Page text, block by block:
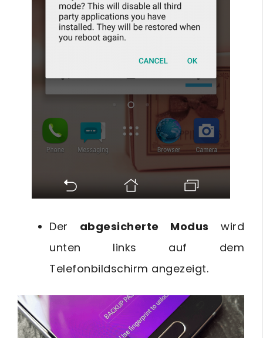
Der abgesicherte Modus wird
unten links auf dem
Telefonbildschirm angezeigt.